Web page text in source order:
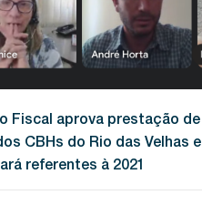
Fiscal aprova prestação de
CBHs do Rio das Velhas e
referentes à 2021